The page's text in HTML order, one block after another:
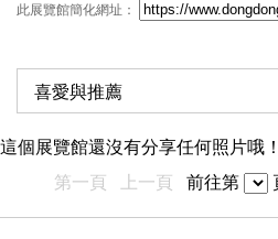
此展覽館簡化網址：
喜愛與推薦
最近更新的展覽館
推薦的展覽館
譯
譯醣
這個展覽館還沒有分享任何照片哦！
第一頁
上一頁 前往第